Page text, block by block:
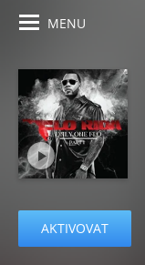
MENU
AKTIVOVAT